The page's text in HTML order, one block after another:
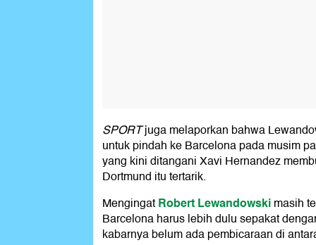
SPORTjuga melaporkan bahwa
untuk pindah ke Barcelona pada musim
yang kini ditangani Xavi Hernandez
Dortmund itu tertarik.
MengingatRobert Lewandowskimasih
Barcelona harus lebih dulu sepakat
kabarnya belum ada pembicaraan di